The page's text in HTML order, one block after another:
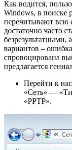
Как водится,
Windows, в
перечитывают
достаточно часто
вариантов –
спровоцирована
предлагается
Перейти к
«Сеть» —
«PPTP».